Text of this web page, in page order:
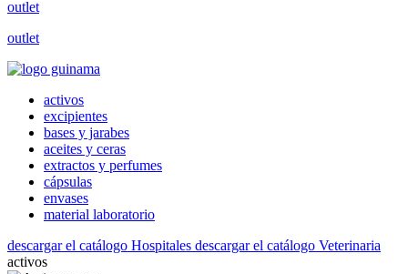
outlet
outlet
activos
excipientes
bases y jarabes
aceites y ceras
extractos y perfumes
cápsulas
envases
material laboratorio
descargar el catálogo Hospitales descargar el catálogo Veterinaria
activos